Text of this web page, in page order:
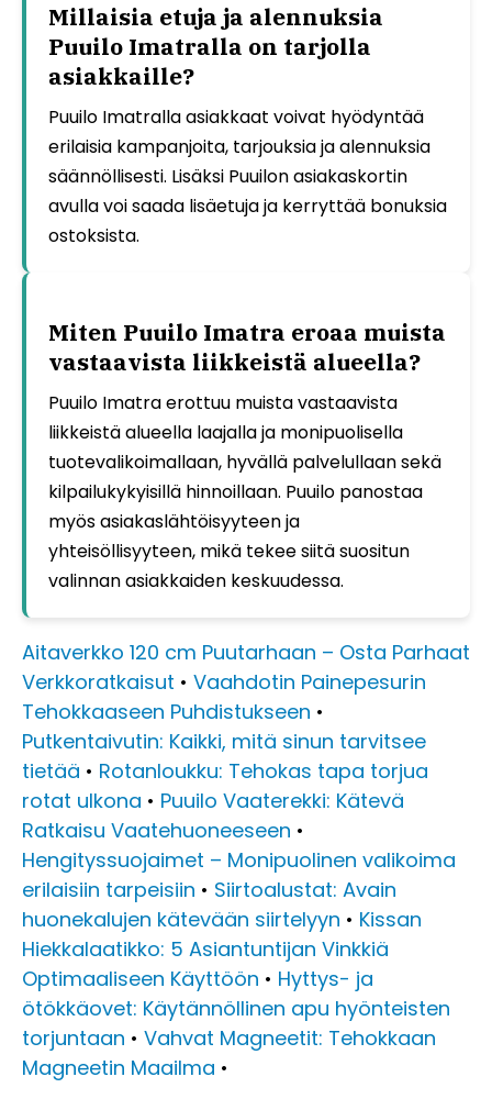
Millaisia etuja ja alennuksia
Puuilo Imatralla on tarjolla
asiakkaille?
Puuilo Imatralla asiakkaat voivat hyödyntää
erilaisia kampanjoita, tarjouksia ja alennuksia
säännöllisesti. Lisäksi Puuilon asiakaskortin
avulla voi saada lisäetuja ja kerryttää bonuksia
ostoksista.
Miten Puuilo Imatra eroaa muista
vastaavista liikkeistä alueella?
Puuilo Imatra erottuu muista vastaavista
liikkeistä alueella laajalla ja monipuolisella
tuotevalikoimallaan, hyvällä palvelullaan sekä
kilpailukykyisillä hinnoillaan. Puuilo panostaa
myös asiakaslähtöisyyteen ja
yhteisöllisyyteen, mikä tekee siitä suositun
valinnan asiakkaiden keskuudessa.
Aitaverkko 120 cm Puutarhaan – Osta Parhaat
Verkkoratkaisut • Vaahdotin Painepesurin
Tehokkaaseen Puhdistukseen •
Putkentaivutin: Kaikki, mitä sinun tarvitsee
tietää • Rotanloukku: Tehokas tapa torjua
rotat ulkona • Puuilo Vaaterekki: Kätevä
Ratkaisu Vaatehuoneeseen •
Hengityssuojaimet – Monipuolinen valikoima
erilaisiin tarpeisiin • Siirtoalustat: Avain
huonekalujen kätevään siirtelyyn • Kissan
Hiekkalaatikko: 5 Asiantuntijan Vinkkiä
Optimaaliseen Käyttöön • Hyttys- ja
ötökkäovet: Käytännöllinen apu hyönteisten
torjuntaan • Vahvat Magneetit: Tehokkaan
Magneetin Maailma •